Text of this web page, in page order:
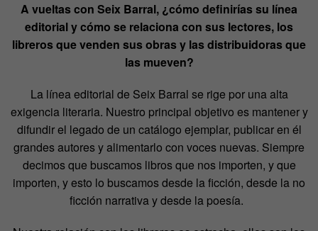
A vueltas con Seix Barral, ¿cómo definirías su línea
editorial y cómo se relaciona con sus lectores, los
libreros que venden sus obras y las distribuidoras que
las mueven?
La línea editorial de Seix Barral se rige por una alta
exigencia literaria. Nuestro principal objetivo es mantener y
difundir el legado de un catálogo ejemplar, publicar en él
grandes autores y alimentarlo con voces nuevas. Siempre
decimos que buscamos libros que nos importen, y que
importen, y esto lo buscamos desde la ficción, desde la no
ficción narrativa y desde la poesía.